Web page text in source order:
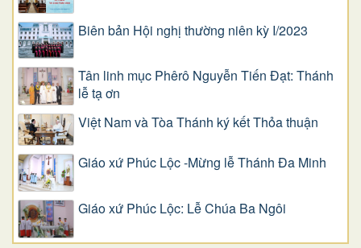
Biên bản Hội nghị thường niên kỳ I/2023
Tân linh mục Phêrô Nguyễn Tiến Đạt: Thánh
lễ tạ ơn
Việt Nam và Tòa Thánh ký kết Thỏa thuận
Giáo xứ Phúc Lộc -Mừng lễ Thánh Đa Minh
Giáo xứ Phúc Lộc: Lễ Chúa Ba Ngôi